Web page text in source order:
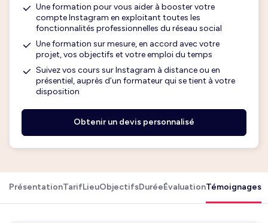
Une formation pour vous aider à booster votre
compte Instagram en exploitant toutes les
fonctionnalités professionnelles du réseau social
Une formation sur mesure, en accord avec votre
projet, vos objectifs et votre emploi du temps
Suivez vos cours sur Instagram à distance ou en
présentiel, auprès d’un formateur qui se tient à votre
disposition
Obtenir un devis personnalisé
PrésentationTarifLieuObjectifsDuréeÉvaluationTémoignages